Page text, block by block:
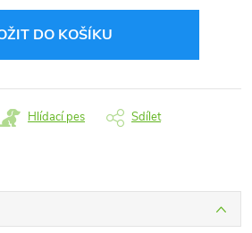
DO KOŠÍKU
Hlídací pes Sdílet